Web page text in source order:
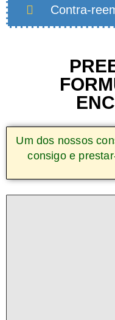
Contra-
Um dos nossos
consigo e